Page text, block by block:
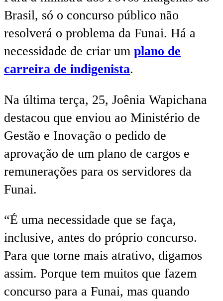
Brasil, só o concurso público não
resolverá o problema da Funai. Há a
necessidade de criar um plano de
carreira de indigenista.
Na última terça, 25, Joênia Wapichana
destacou que enviou ao Ministério de
Gestão e Inovação o pedido de
aprovação de um plano de cargos e
remunerações para os servidores da
Funai.
“É uma necessidade que se faça,
inclusive, antes do próprio concurso.
Para que torne mais atrativo, digamos
assim. Porque tem muitos que fazem
concurso para a Funai, mas quando